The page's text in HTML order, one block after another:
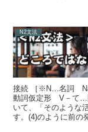
N2文法
接続 ［※N…名詞
動詞仮定形 V－て…
いて、「そのような
す。(4)のように前の